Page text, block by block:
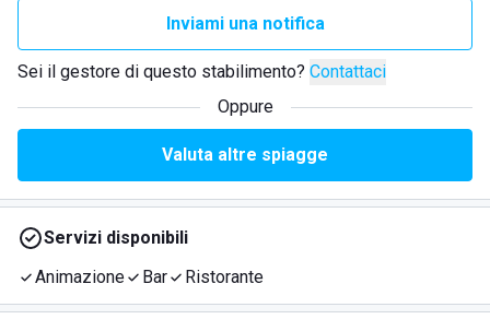
Inviami una notifica
Sei il gestore di questo stabilimento? Contattaci
Oppure
Valuta altre spiagge
Servizi disponibili
Animazione
Bar Ristorante